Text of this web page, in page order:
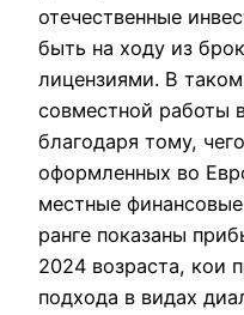
отечественные
быть на ходу из
лицензиями. В
совместной работы
благодаря тому,
оформленных во
местные
ранге показаны
2024 возраста, кои
подхода в видах